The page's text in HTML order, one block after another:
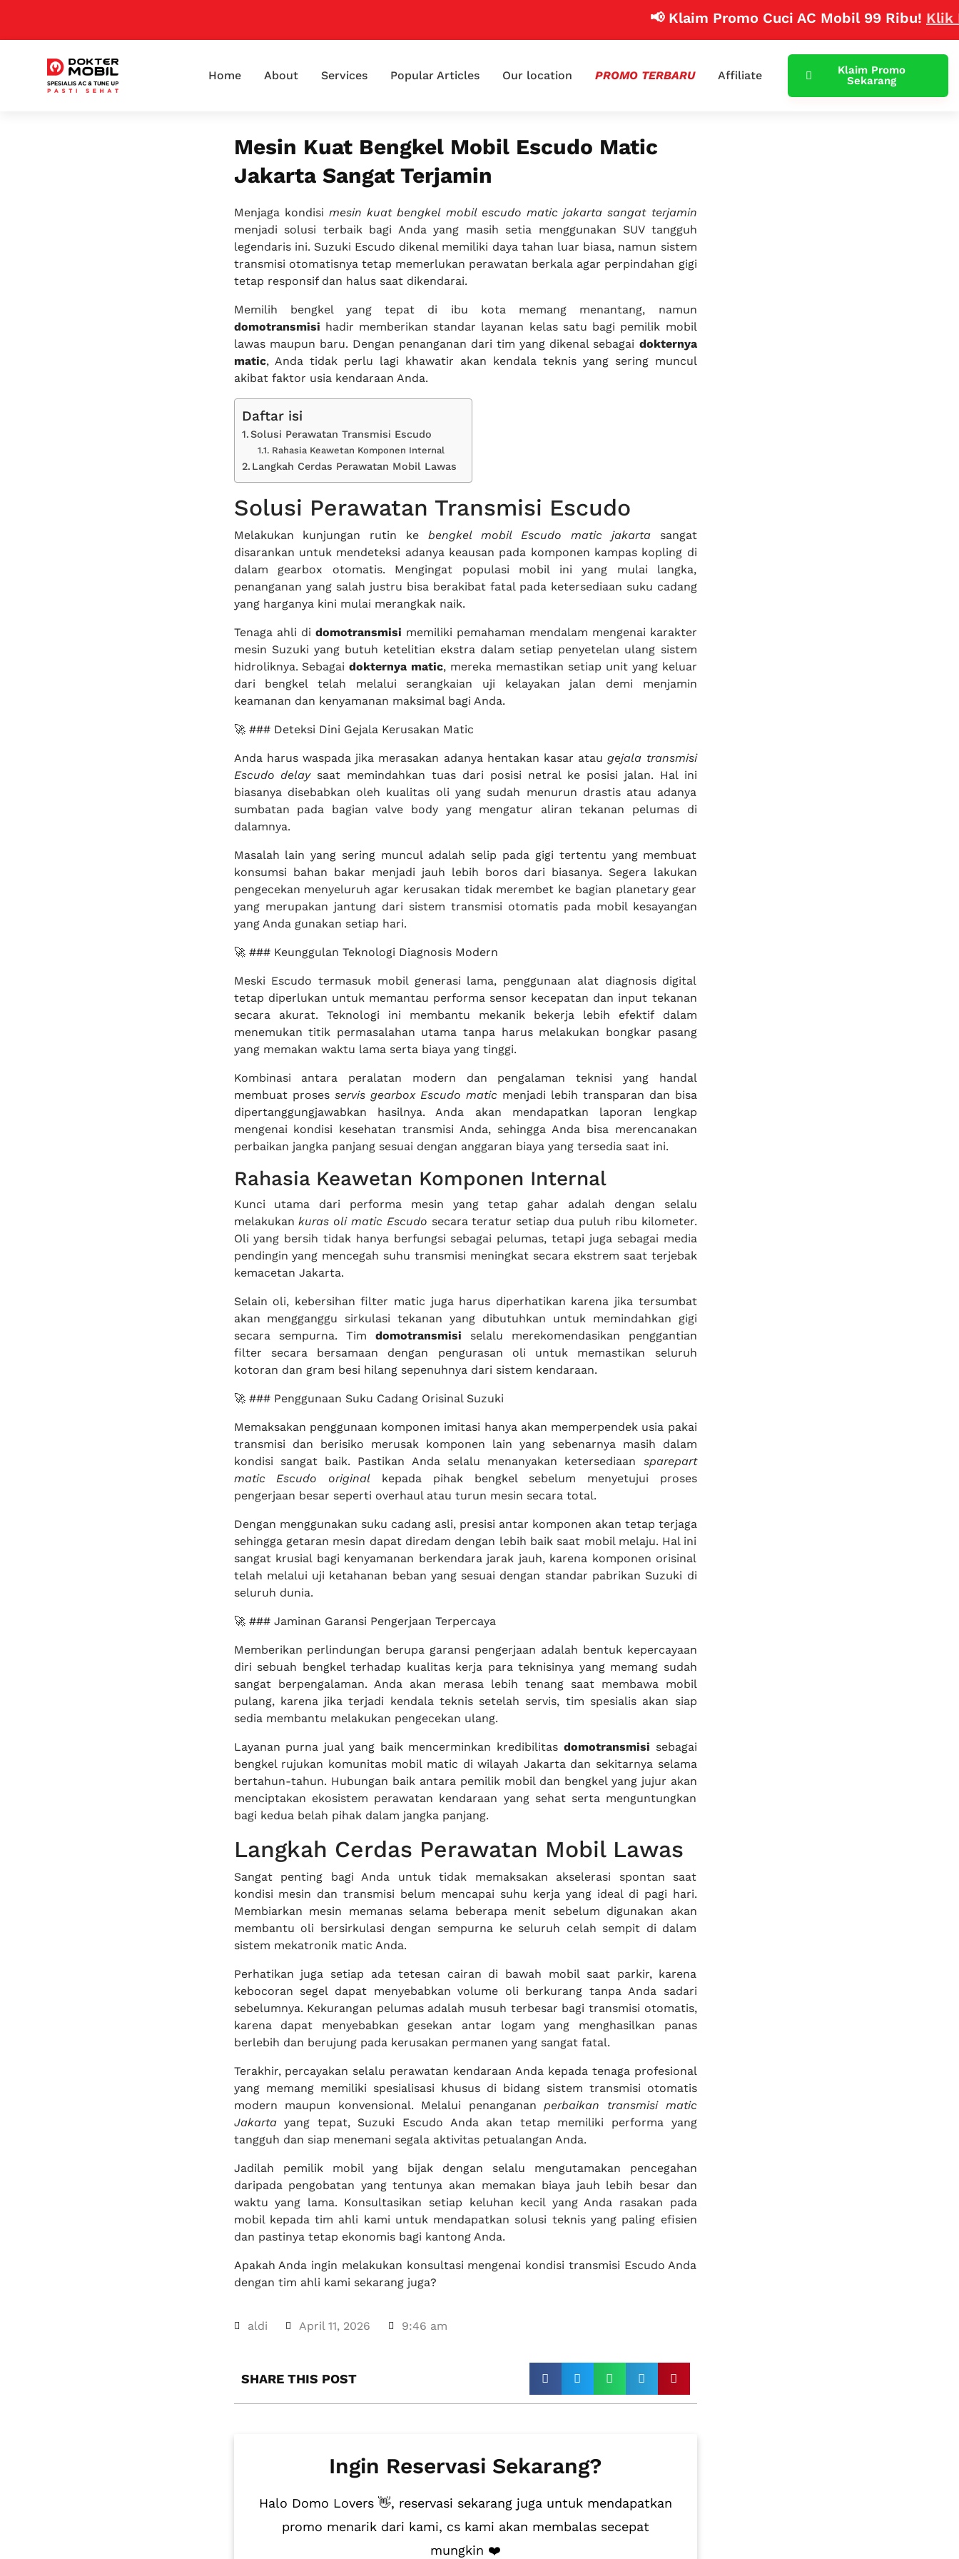
📢 Klaim Promo Cuci AC Mobil 99 Ribu!Klik
Home About Services Popular Articles Our location PROMO TERBARU Affiliate
Klaim Promo
Sekarang
Mesin Kuat Bengkel Mobil Escudo Matic
Jakarta Sangat Terjamin
Menjaga kondisi mesin kuat bengkel mobil escudo matic jakarta sangat terjamin
menjadi solusi terbaik bagi Anda yang masih setia menggunakan SUV tangguh
legendaris ini. Suzuki Escudo dikenal memiliki daya tahan luar biasa, namun sistem
transmisi otomatisnya tetap memerlukan perawatan berkala agar perpindahan gigi
tetap responsif dan halus saat dikendarai.
Memilih bengkel yang tepat di ibu kota memang menantang, namun
domotransmisi hadir memberikan standar layanan kelas satu bagi pemilik mobil
lawas maupun baru. Dengan penanganan dari tim yang dikenal sebagai dokternya
matic, Anda tidak perlu lagi khawatir akan kendala teknis yang sering muncul
akibat faktor usia kendaraan Anda.
Daftar isi
Solusi Perawatan Transmisi Escudo
Rahasia Keawetan Komponen Internal
Langkah Cerdas Perawatan Mobil Lawas
Solusi Perawatan Transmisi Escudo
Melakukan kunjungan rutin kebengkel mobil Escudo matic jakartasangat
disarankan untuk mendeteksi adanya keausan pada komponen kampas kopling di
dalam gearbox otomatis. Mengingat populasi mobil ini yang mulai langka,
penanganan yang salah justru bisa berakibat fatal pada ketersediaan suku cadang
yang harganya kini mulai merangkak naik.
Tenaga ahli di domotransmisi memiliki pemahaman mendalam mengenai karakter
mesin Suzuki yang butuh ketelitian ekstra dalam setiap penyetelan ulang sistem
hidroliknya. Sebagaidokternya matic, mereka memastikan setiap unit yang keluar
dari bengkel telah melalui serangkaian uji kelayakan jalan demi menjamin
keamanan dan kenyamanan maksimal bagi Anda.
🚀 ### Deteksi Dini Gejala Kerusakan Matic
Anda harus waspada jika merasakan adanya hentakan kasar ataugejala transmisi
Escudo delaysaat memindahkan tuas dari posisi netral ke posisi jalan. Hal ini
biasanya disebabkan oleh kualitas oli yang sudah menurun drastis atau adanya
sumbatan pada bagian valve body yang mengatur aliran tekanan pelumas di
dalamnya.
Masalah lain yang sering muncul adalah selip pada gigi tertentu yang membuat
konsumsi bahan bakar menjadi jauh lebih boros dari biasanya. Segera lakukan
pengecekan menyeluruh agar kerusakan tidak merembet ke bagian planetary gear
yang merupakan jantung dari sistem transmisi otomatis pada mobil kesayangan
yang Anda gunakan setiap hari.
🚀 ### Keunggulan Teknologi Diagnosis Modern
Meski Escudo termasuk mobil generasi lama, penggunaan alat diagnosis digital
tetap diperlukan untuk memantau performa sensor kecepatan dan input tekanan
secara akurat. Teknologi ini membantu mekanik bekerja lebih efektif dalam
menemukan titik permasalahan utama tanpa harus melakukan bongkar pasang
yang memakan waktu lama serta biaya yang tinggi.
Kombinasi antara peralatan modern dan pengalaman teknisi yang handal
membuat proses servis gearbox Escudo maticmenjadi lebih transparan dan bisa
dipertanggungjawabkan hasilnya. Anda akan mendapatkan laporan lengkap
mengenai kondisi kesehatan transmisi Anda, sehingga Anda bisa merencanakan
perbaikan jangka panjang sesuai dengan anggaran biaya yang tersedia saat ini.
Rahasia Keawetan Komponen Internal
Kunci utama dari performa mesin yang tetap gahar adalah dengan selalu
melakukankuras oli matic Escudo secara teratur setiap dua puluh ribu kilometer.
Oli yang bersih tidak hanya berfungsi sebagai pelumas, tetapi juga sebagai media
pendingin yang mencegah suhu transmisi meningkat secara ekstrem saat terjebak
kemacetan Jakarta.
Selain oli, kebersihan filter matic juga harus diperhatikan karena jika tersumbat
akan mengganggu sirkulasi tekanan yang dibutuhkan untuk memindahkan gigi
secara sempurna. Tim domotransmisi selalu merekomendasikan penggantian
filter secara bersamaan dengan pengurasan oli untuk memastikan seluruh
kotoran dan gram besi hilang sepenuhnya dari sistem kendaraan.
🚀 ### Penggunaan Suku Cadang Orisinal Suzuki
Memaksakan penggunaan komponen imitasi hanya akan memperpendek usia pakai
transmisi dan berisiko merusak komponen lain yang sebenarnya masih dalam
kondisi sangat baik. Pastikan Anda selalu menanyakan ketersediaan sparepart
matic Escudo original kepada pihak bengkel sebelum menyetujui proses
pengerjaan besar seperti overhaul atau turun mesin secara total.
Dengan menggunakan suku cadang asli, presisi antar komponen akan tetap terjaga
sehingga getaran mesin dapat diredam dengan lebih baik saat mobil melaju. Hal ini
sangat krusial bagi kenyamanan berkendara jarak jauh, karena komponen orisinal
telah melalui uji ketahanan beban yang sesuai dengan standar pabrikan Suzuki di
seluruh dunia.
🚀 ### Jaminan Garansi Pengerjaan Terpercaya
Memberikan perlindungan berupa garansi pengerjaan adalah bentuk kepercayaan
diri sebuah bengkel terhadap kualitas kerja para teknisinya yang memang sudah
sangat berpengalaman. Anda akan merasa lebih tenang saat membawa mobil
pulang, karena jika terjadi kendala teknis setelah servis, tim spesialis akan siap
sedia membantu melakukan pengecekan ulang.
Layanan purna jual yang baik mencerminkan kredibilitas domotransmisi sebagai
bengkel rujukan komunitas mobil matic di wilayah Jakarta dan sekitarnya selama
bertahun-tahun. Hubungan baik antara pemilik mobil dan bengkel yang jujur akan
menciptakan ekosistem perawatan kendaraan yang sehat serta menguntungkan
bagi kedua belah pihak dalam jangka panjang.
Langkah Cerdas Perawatan Mobil Lawas
Sangat penting bagi Anda untuk tidak memaksakan akselerasi spontan saat
kondisi mesin dan transmisi belum mencapai suhu kerja yang ideal di pagi hari.
Membiarkan mesin memanas selama beberapa menit sebelum digunakan akan
membantu oli bersirkulasi dengan sempurna ke seluruh celah sempit di dalam
sistem mekatronik matic Anda.
Perhatikan juga setiap ada tetesan cairan di bawah mobil saat parkir, karena
kebocoran segel dapat menyebabkan volume oli berkurang tanpa Anda sadari
sebelumnya. Kekurangan pelumas adalah musuh terbesar bagi transmisi otomatis,
karena dapat menyebabkan gesekan antar logam yang menghasilkan panas
berlebih dan berujung pada kerusakan permanen yang sangat fatal.
Terakhir, percayakan selalu perawatan kendaraan Anda kepada tenaga profesional
yang memang memiliki spesialisasi khusus di bidang sistem transmisi otomatis
modern maupun konvensional. Melalui penangananperbaikan transmisi matic
Jakartayang tepat, Suzuki Escudo Anda akan tetap memiliki performa yang
tangguh dan siap menemani segala aktivitas petualangan Anda.
Jadilah pemilik mobil yang bijak dengan selalu mengutamakan pencegahan
daripada pengobatan yang tentunya akan memakan biaya jauh lebih besar dan
waktu yang lama. Konsultasikan setiap keluhan kecil yang Anda rasakan pada
mobil kepada tim ahli kami untuk mendapatkan solusi teknis yang paling efisien
dan pastinya tetap ekonomis bagi kantong Anda.
Apakah Anda ingin melakukan konsultasi mengenai kondisi transmisi Escudo Anda
dengan tim ahli kami sekarang juga?
aldi April 11, 2026 9:46 am
SHARE THIS POST​
Ingin Reservasi Sekarang?
Halo Domo Lovers 👋, reservasi sekarang juga untuk mendapatkan
promo menarik dari kami, cs kami akan membalas secepat
mungkin ❤️